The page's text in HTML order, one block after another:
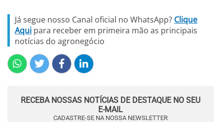
Já segue nosso Canal oficial no WhatsApp? Clique
Aqui para receber em primeira mão as principais
notícias do agronegócio
RECEBA NOSSAS NOTÍCIAS DE DESTAQUE NO SEU
E-MAIL
CADASTRE-SE NA NOSSA NEWSLETTER